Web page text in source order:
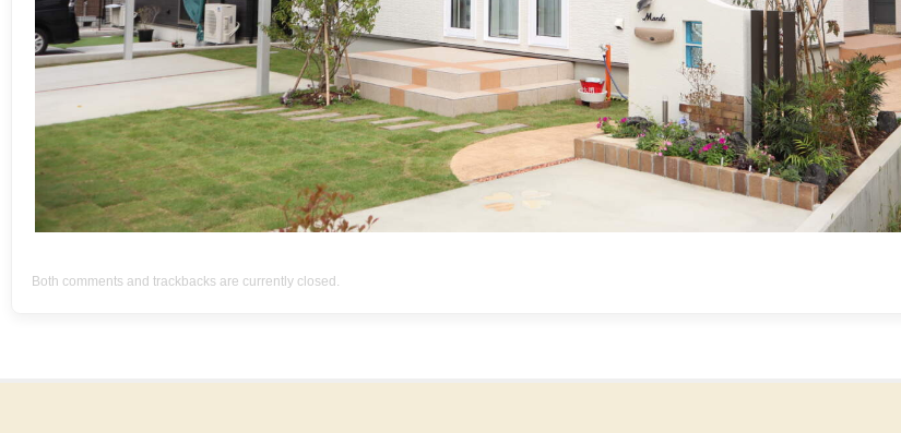
Both comments and trackbacks are currently closed.